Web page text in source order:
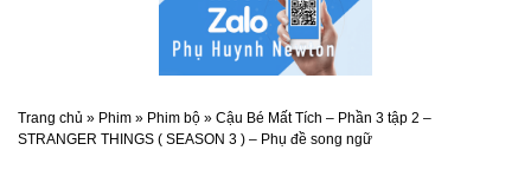
Trang chủ » Phim » Phim bộ » Cậu Bé Mất Tích – Phần 3 tập 2 –
STRANGER THINGS ( SEASON 3 ) – Phụ đề song ngữ